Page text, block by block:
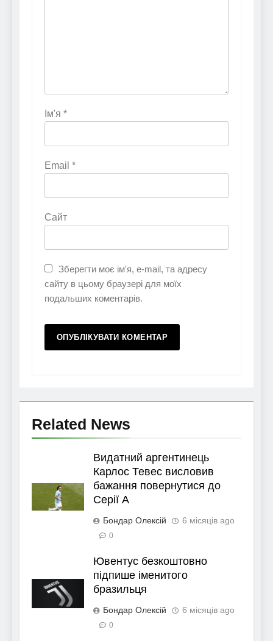
Ім'я *
Email *
Сайт
Зберегти моє ім'я, e-mail, та адресу
сайту в цьому браузері для моїх
подальших коментарів.
Related News
Видатний аргентинець
Карлос Тевес висловив
бажання повернутися до
Серії А
Бондар Олексій 6 місяців ago
0
Ювентус безкоштовно
підпише іменитого
бразильця
Бондар Олексій 6 місяців ago
0